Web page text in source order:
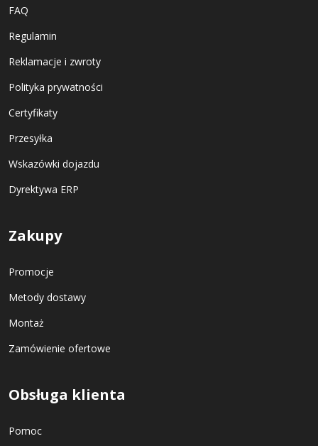
FAQ
Regulamin
Reklamacje i zwroty
Polityka prywatności
Certyfikaty
Przesyłka
Wskazówki dojazdu
Dyrektywa ERP
Zakupy
Promocje
Metody dostawy
Montaż
Zamówienie ofertowe
Obsługa klienta
Pomoc